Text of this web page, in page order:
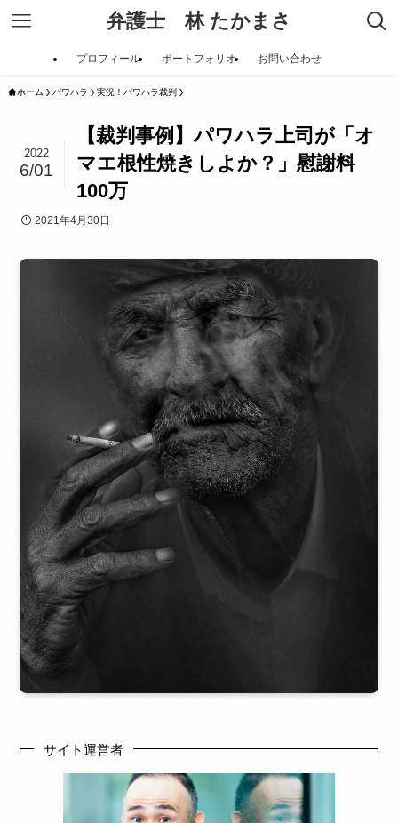
弁護士 林 たかまさ
プロフィール ポートフォリオ お問い合わせ
ホーム パワハラ 実況！パワハラ裁判
【裁判事例】パワハラ上司が「オ
マエ根性焼きしよか？」慰謝料
100万
2022
6/01
2021年4月30日
サイト運営者